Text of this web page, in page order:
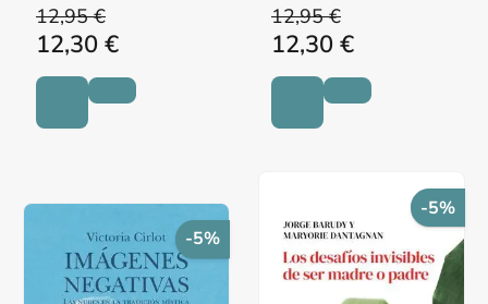
12,95 €
12,30 €
12,95 €
12,30 €
-5%
-5%